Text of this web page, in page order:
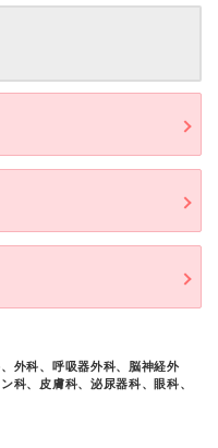
外科、呼吸器外科、脳神経外
科、皮膚科、泌尿器科、眼科、